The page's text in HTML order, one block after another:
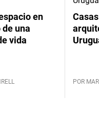
en
una
vida
POR